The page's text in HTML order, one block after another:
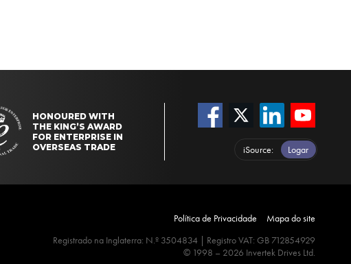
HONOURED WITH
THE KING’S AWARD
FOR ENTERPRISE IN
OVERSEAS TRADE
iSource Logar
Política de Privacidade
Mapa do site
Registrado na Inglaterra: N.º 3504834 | Registro VAT: GB 712854929
© 1998 – 2026 Invertek Drives Ltd.